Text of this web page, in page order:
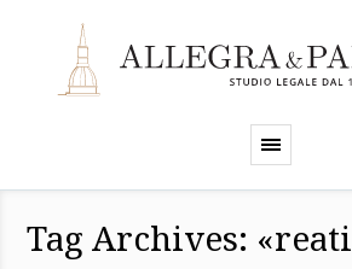
Tag Archives: